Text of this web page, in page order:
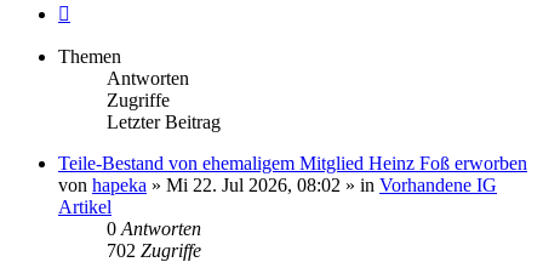
Themen
Antworten
Zugriffe
Letzter Beitrag
Teile-Bestand von ehemaligem Mitglied Heinz Foß erworben
von hapeka » Mi 22. Jul 2026, 08:02 » in Vorhandene IG
Artikel
0 Antworten
702 Zugriffe